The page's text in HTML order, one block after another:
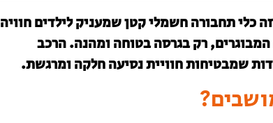
ממשחק. זה כלי תחבורה חשמלי קטן שמעניק לילדים חוויה
רק בגרסה בטוחה ומהנה. הרכב
שמבטיחות חוויית נסיעה חלקה ומרגשת.